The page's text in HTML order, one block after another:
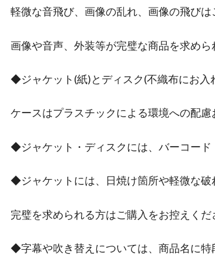
軽微な音飛び、画像の乱れ、画像の飛びは
画像や音声、外装等が完璧な商品を求めら
◆ジャケット(紙)とディスク(不織布にお入
ケースはプラスチックによる環境への配
◆ジャケット・ディスクには、バーコード
◆ジャケットには、日焼け箇所や軽微な破
完璧を求められる方はご購入をお控えくだ
◆字幕や吹き替えについては、商品名に